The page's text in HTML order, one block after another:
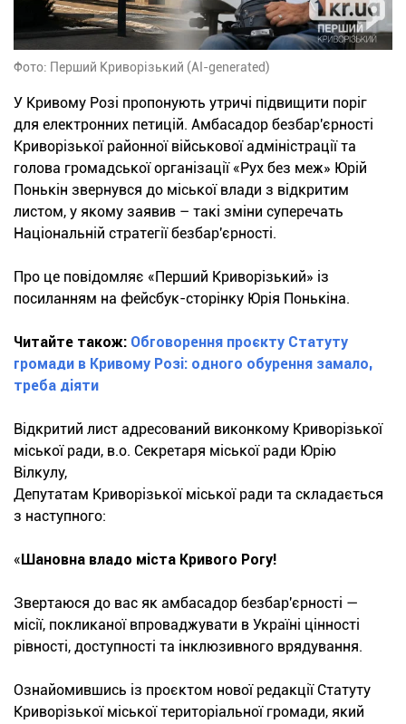
Фото: Перший Криворізький (AI-generated)
У Кривому Розі пропонують утричі підвищити поріг
для електронних петицій. Амбасадор безбар'єрності
Криворізької районної військової адміністрації та
голова громадської організації «Рух без меж» Юрій
Понькін звернувся до міської влади з відкритим
листом, у якому заявив – такі зміни суперечать
Національній стратегії безбар'єрності.
Про це повідомляє «Перший Криворізький» із
посиланням на фейсбук-сторінку Юрія Понькіна.
Читайте також: Обговорення проєкту Статуту
громади в Кривому Розі: одного обурення замало,
треба діяти
Відкритий лист адресований виконкому Криворізької
міської ради, в.о. Секретаря міської ради Юрію
Вілкулу,
Депутатам Криворізької міської ради та складається
з наступного:
«Шановна владо міста Кривого Рогу!
Звертаюся до вас як амбасадор безбар'єрності —
місії, покликаної впроваджувати в Україні цінності
рівності, доступності та інклюзивного врядування.
Ознайомившись із проєктом нової редакції Статуту
Криворізької міської територіальної громади, який